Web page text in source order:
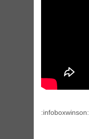
:infoboxwinson: